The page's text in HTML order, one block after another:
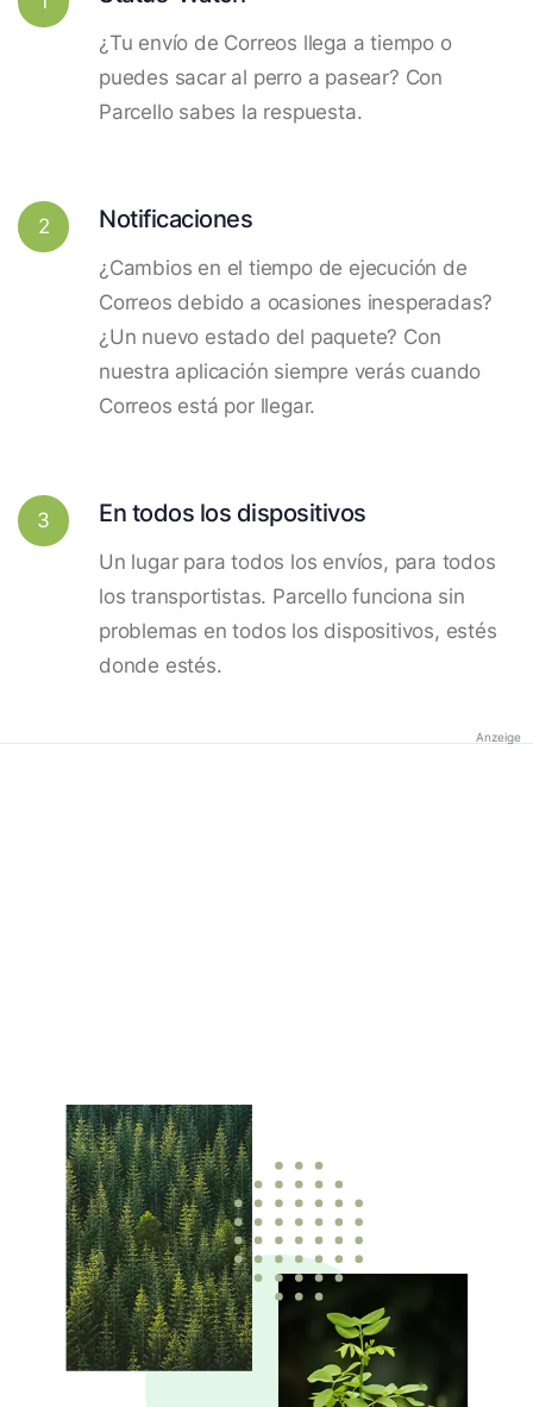
¿Tu envío de Correos llega a tiempo o
puedes sacar al perro a pasear? Con
Parcello sabes la respuesta.
2 Notificaciones
¿Cambios en el tiempo de ejecución de
Correos debido a ocasiones inesperadas?
¿Un nuevo estado del paquete? Con
nuestra aplicación siempre verás cuando
Correos está por llegar.
3 En todos los dispositivos
Un lugar para todos los envíos, para todos
los transportistas. Parcello funciona sin
problemas en todos los dispositivos, estés
donde estés.
Anzeige